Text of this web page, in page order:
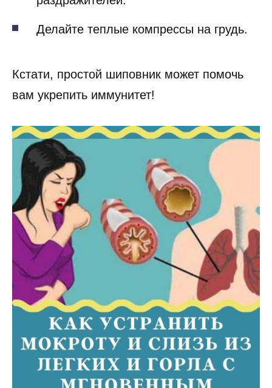
Делайте теплые компрессы на грудь.
Кстати, простой шиповник может помочь
вам укрепить иммунитет!